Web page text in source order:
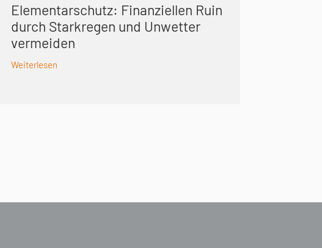
Elementarschutz: Finanziellen Ruin
durch Starkregen und Unwetter
vermeiden
Weiterlesen